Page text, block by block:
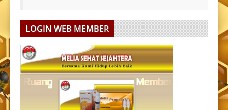
LOGIN WEB MEMBER